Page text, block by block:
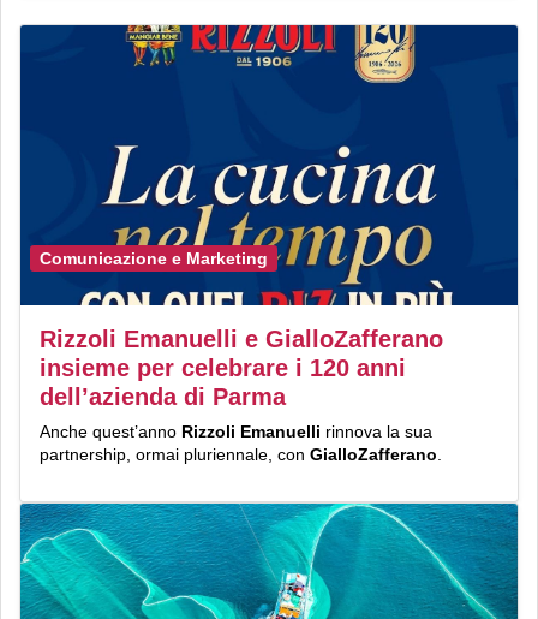
Comunicazione e Marketing
Rizzoli Emanuelli e GialloZafferano
insieme per celebrare i 120 anni
dell’azienda di Parma
Anche quest’anno Rizzoli Emanuelli rinnova la sua
partnership, ormai pluriennale, con GialloZafferano